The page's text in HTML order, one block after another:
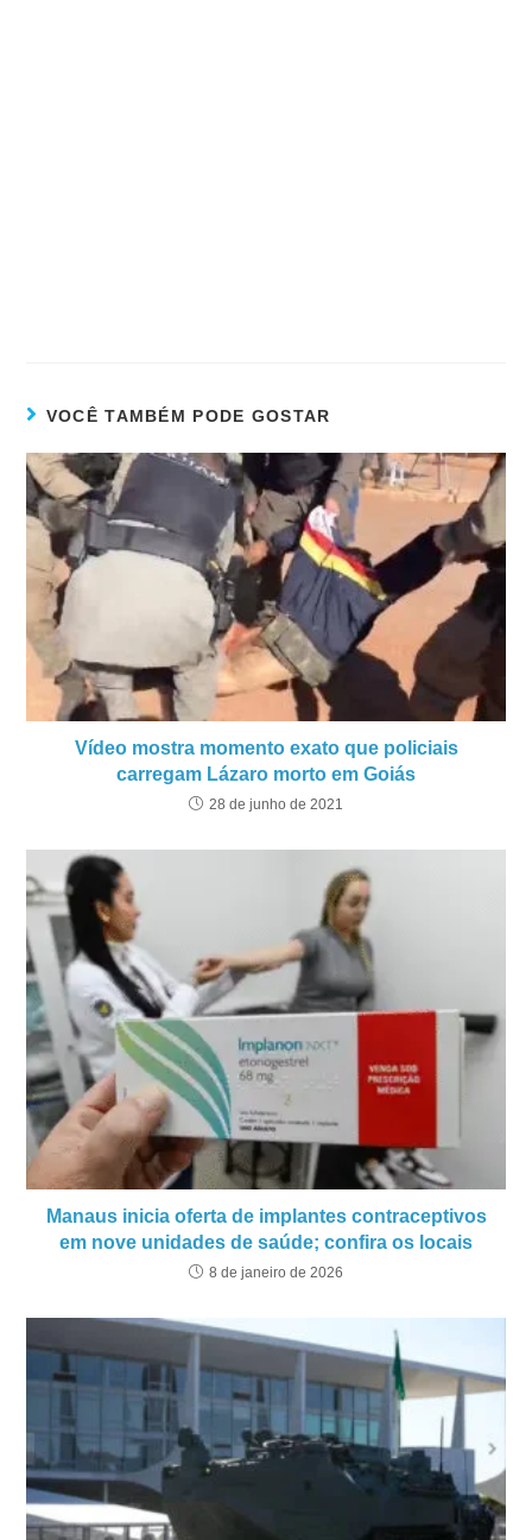
VOCÊ TAMBÉM PODE GOSTAR
Vídeo mostra momento exato que policiais
carregam Lázaro morto em Goiás
28 de junho de 2021
Manaus inicia oferta de implantes contraceptivos
em nove unidades de saúde; confira os locais
8 de janeiro de 2026